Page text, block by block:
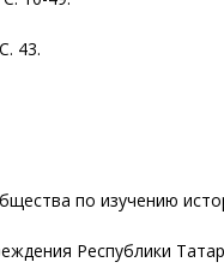
43.
по изучению
Республики